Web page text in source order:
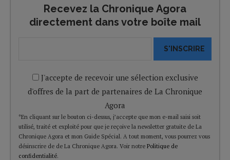
Recevez la Chronique Agora
directement dans votre boîte mail
S'INSCRIRE
J'accepte de recevoir une sélection exclusive
d'offres de la part de partenaires de La Chronique
Agora
*En cliquant sur le bouton ci-dessus, j’accepte que mon e-mail saisi soit
utilisé, traité et exploité pour que je reçoive la newsletter gratuite de La
Chronique Agora et mon Guide Spécial. A tout moment, vous pourrez vous
désinscrire de de La Chronique Agora. Voir notre Politique de
confidentialité.